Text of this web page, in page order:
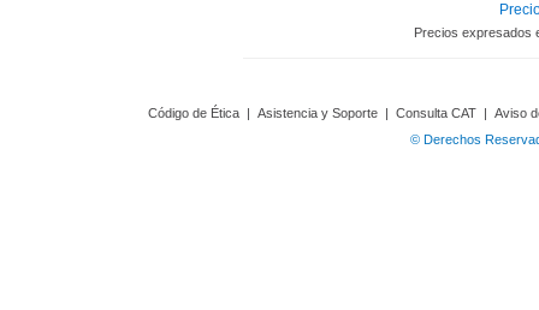
Precios expresados
Código de Ética | Asistencia y Soporte | Consulta CAT | Aviso
© Derechos